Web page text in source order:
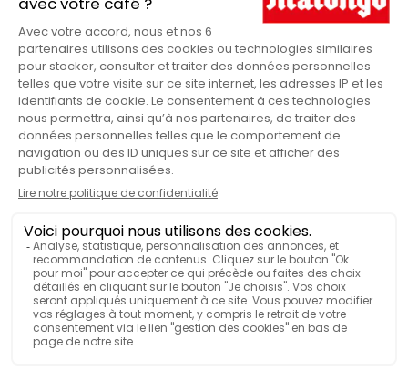
VENDUTO IN
NOTE AROMATICHE Potente
PAESE D'ORIGINE
VISUALIZZA PIÙ FUNZIONALITÀ
Confezionato sottovuoto
BOTANICA
Arabica e Robusta